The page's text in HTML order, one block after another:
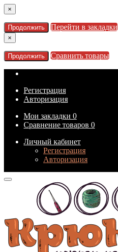
×
Продолжить Перейти в закладки
×
Продолжить Сравнить товары
Регистрация
Авторизация
Мои закладки 0
Сравнение товаров 0
Личный кабинет
Регистрация
Авторизация